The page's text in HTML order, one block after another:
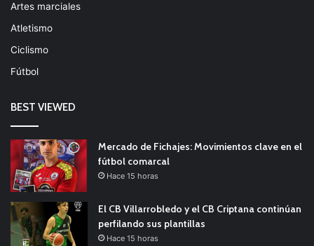
Artes marciales
Atletismo
Ciclismo
Fútbol
BEST VIEWED
Mercado de Fichajes: Movimientos clave en el
fútbol comarcal
Hace 15 horas
El CB Villarrobledo y el CB Criptana continúan
perfilando sus plantillas
Hace 15 horas